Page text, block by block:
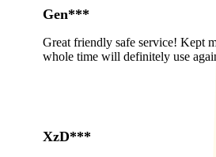
Gen***
Great friendly safe service! Kept
whole time will definitely use
XzD***